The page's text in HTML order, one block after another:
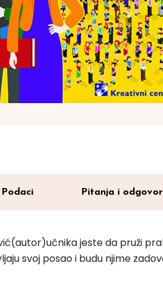
Podaci Pitanja i
jeste da pruži
svoj posao i budu njime